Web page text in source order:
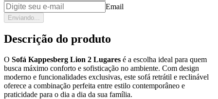
Email
Enviando...
Descrição do produto
O Sofá Kappesberg Lion 2 Lugares é a escolha ideal para quem
busca máximo conforto e sofisticação no ambiente. Com design
moderno e funcionalidades exclusivas, este sofá retrátil e reclinável
oferece a combinação perfeita entre estilo contemporâneo e
praticidade para o dia a dia da sua família.